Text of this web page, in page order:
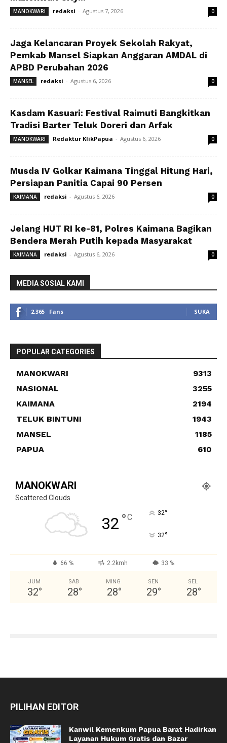
MANOKWARI redaksi - Agustus 7, 2026 0
Jaga Kelancaran Proyek Sekolah Rakyat,
Pemkab Mansel Siapkan Anggaran AMDAL di
APBD Perubahan 2026
MANSEL redaksi - Agustus 6, 2026 0
Kasdam Kasuari: Festival Raimuti Bangkitkan
Tradisi Barter Teluk Doreri dan Arfak
MANOKWARI Redaktur KlikPapua - Agustus 6, 2026 0
Musda IV Golkar Kaimana Tinggal Hitung Hari,
Persiapan Panitia Capai 90 Persen
KAIMANA redaksi - Agustus 6, 2026 0
Jelang HUT RI ke-81, Polres Kaimana Bagikan
Bendera Merah Putih kepada Masyarakat
KAIMANA redaksi - Agustus 6, 2026 0
MEDIA SOSIAL KAMI
2,365 Fans SUKA
POPULAR CATEGORIES
MANOKWARI
9313
NASIONAL
3255
KAIMANA
2194
TELUK BINTUNI
1943
MANSEL
1185
PAPUA
610
MANOKWARI
Scattered Clouds
32 °C 32°
32°
66 % 2.2kmh 33 %
JUM
32°
SAB
28°
MING
28°
SEN
29°
SEL
28°
PILIHAN EDITOR
Kanwil Kemenkum Papua Barat Hadirkan
Layanan Hukum Gratis dan Bazar